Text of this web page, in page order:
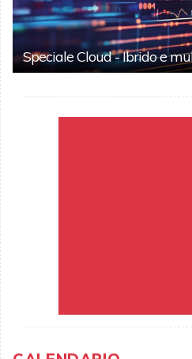
Speciale Cloud - Ibrido e